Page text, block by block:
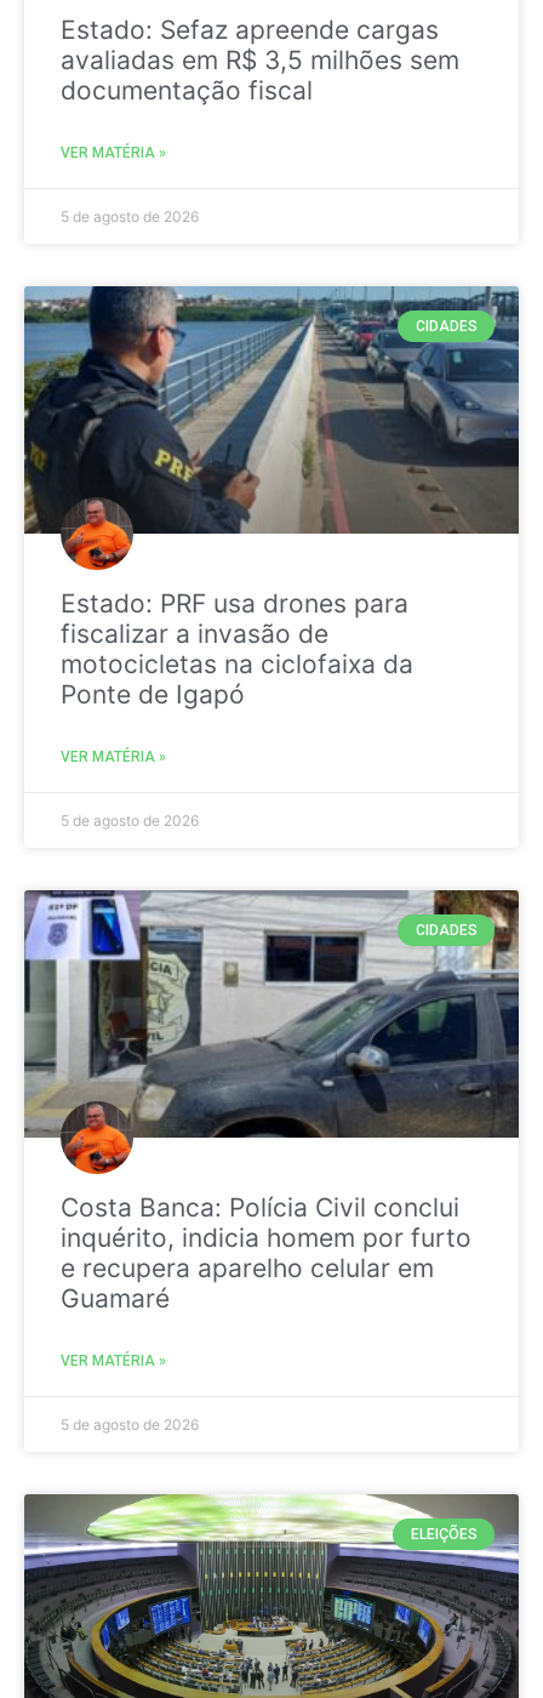
Estado: Sefaz apreende cargas
avaliadas em R$ 3,5 milhões sem
documentação fiscal
VER MATÉRIA »
5 de agosto de 2026
CIDADES
Estado: PRF usa drones para
fiscalizar a invasão de
motocicletas na ciclofaixa da
Ponte de Igapó
VER MATÉRIA »
5 de agosto de 2026
CIDADES
Costa Banca: Polícia Civil conclui
inquérito, indicia homem por furto
e recupera aparelho celular em
Guamaré
VER MATÉRIA »
5 de agosto de 2026
ELEIÇÕES